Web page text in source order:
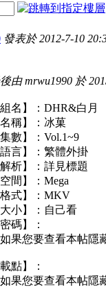
發表於 2012-7-10
由 mrwu1990 於
組名】：DHR&白月
名稱】：冰菓
集數】：Vol.1~9
語言】：繁體外掛
解析】：詳見標題
空間】：Mega
格式】：MKV
大小】：自己看
碼】：
果您要查看本帖隱
點】：
果您要查看本帖隱